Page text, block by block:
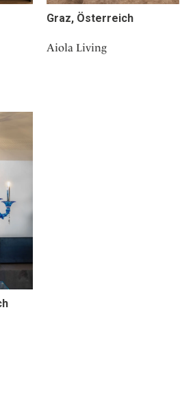
Graz, Österreich
Aiola Living